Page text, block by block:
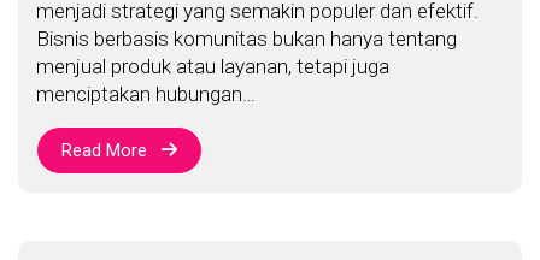
menjadi strategi yang semakin populer dan efektif.
Bisnis berbasis komunitas bukan hanya tentang
menjual produk atau layanan, tetapi juga
menciptakan hubungan…
Read More